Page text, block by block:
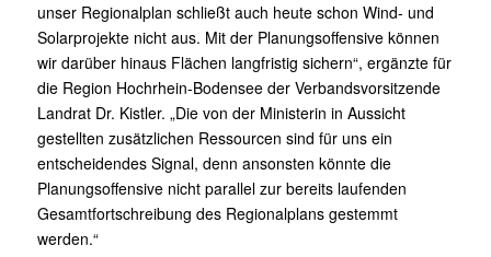
unser Regionalplan schließt auch heute schon Wind- und
Solarprojekte nicht aus. Mit der Planungsoffensive können
wir darüber hinaus Flächen langfristig sichern“, ergänzte für
die Region Hochrhein-Bodensee der Verbandsvorsitzende
Landrat Dr. Kistler. „Die von der Ministerin in Aussicht
gestellten zusätzlichen Ressourcen sind für uns ein
entscheidendes Signal, denn ansonsten könnte die
Planungsoffensive nicht parallel zur bereits laufenden
Gesamtfortschreibung des Regionalplans gestemmt
werden.“